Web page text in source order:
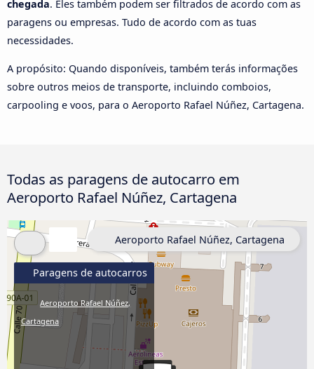
chegada. Eles também podem ser filtrados de acordo com as
paragens ou empresas. Tudo de acordo com as tuas
necessidades.
A propósito: Quando disponíveis, também terás informações
sobre outros meios de transporte, incluindo comboios,
carpooling e voos, para o Aeroporto Rafael Núñez, Cartagena.
Todas as paragens de autocarro em
Aeroporto Rafael Núñez, Cartagena
Paragens de autocarros
Aeroporto Rafael Núñez,
Cartagena
Aeroporto Rafael Núñez, Cartagena